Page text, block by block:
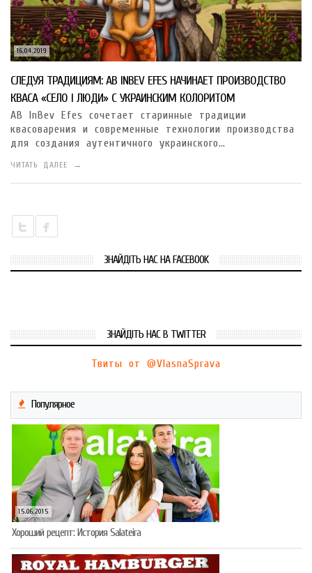
16.04.2019
СЛЕДУЯ ТРАДИЦИЯМ: AB INBEV EFES НАЧИНАЕТ ПРОИЗВОДСТВО
КВАСА «СЕЛО І ЛЮДИ» С УКРАИНСКИМ КОЛОРИТОМ
AB InBev Efes сочетает старинные традиции
квасоварения и современные технологии производства
для создания аутентичного украинского…
ЧИТАТЬ ДАЛЕЕ →
ЗНАЙДІТЬ НАС НА FACEBOOK
ЗНАЙДІТЬ НАС В TWITTER
Твиты от @VlasnaSprava
Популярное
15.06.2015
Хороший рецепт: История Salateira